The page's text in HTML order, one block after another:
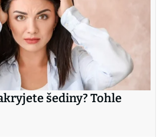
šediny? Tohle